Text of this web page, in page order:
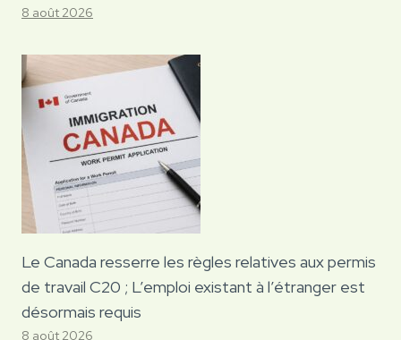
8 août 2026
Le Canada resserre les règles relatives aux permis
de travail C20 ; L’emploi existant à l’étranger est
désormais requis
8 août 2026